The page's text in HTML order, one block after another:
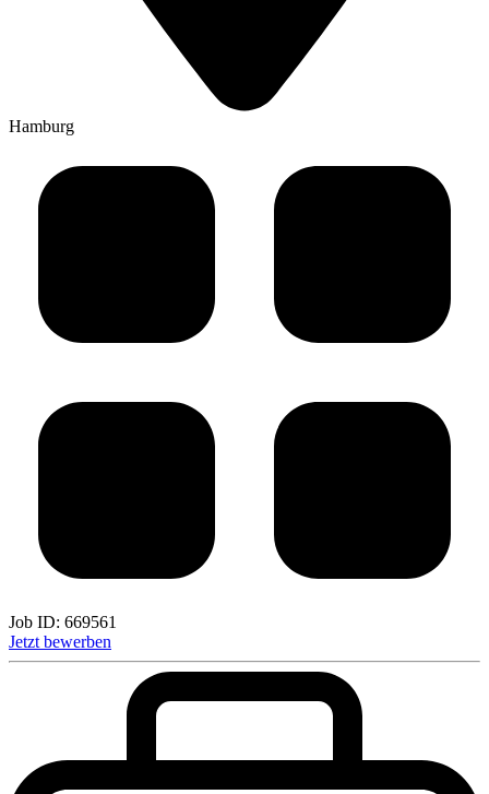
Hamburg
Job ID: 669561
Jetzt bewerben